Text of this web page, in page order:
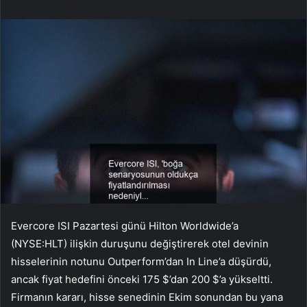
Evercore ISI Pazartesi günü Hilton Worldwide’a
(NYSE:HLT) ilişkin duruşunu değiştirerek otel devinin
hisselerinin notunu Outperform’dan In Line’a düşürdü,
ancak fiyat hedefini önceki 175 $’dan 200 $’a yükseltti.
Firmanın kararı, hisse senedinin Ekim sonundan bu yana